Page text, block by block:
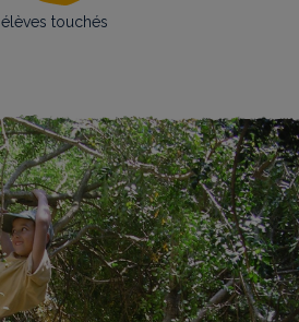
élèves touchés